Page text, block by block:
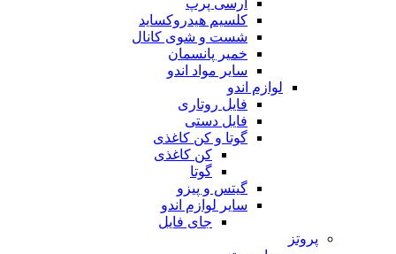
آرسی پرپ
کلسیم هیدروکساید
شست و شوی کانال
خمیر پانسمان
سایر مواد اندو
لوازم اندو
فایل روتاری
فایل دستی
گوتا و کن کاغذی
کن کاغذی
گوتا
گیتس و پیزو
سایر لوازم اندو
جای فایل
پروتز